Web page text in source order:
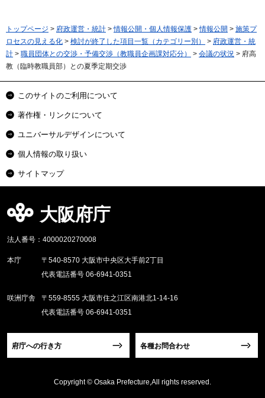
トップページ > 府政運営・統計 >情報公開・個人情報保護 >情報公開 > 施策プ
ロセスの見える化 > 検討が終了した項目一覧（カテゴリー別） > 府政運営・統
計 > 職員団体との交渉・予備交渉（教職員企画課対応分） > 会議の状況 > 府高
教（臨時教職員部）との夏季定期交渉
このサイトのご利用について
著作権・リンクについて
ユニバーサルデザインについて
個人情報の取り扱い
サイトマップ
大阪府庁
法人番号：4000020270008
本庁
〒540-8570 大阪市中央区大手前2丁目
代表電話番号 06-6941-0351
咲洲庁舎
〒559-8555 大阪市住之江区南港北1-14-16
代表電話番号 06-6941-0351
府庁への行き方 各種お問合わせ
Copyright © Osaka Prefecture,All rights reserved.